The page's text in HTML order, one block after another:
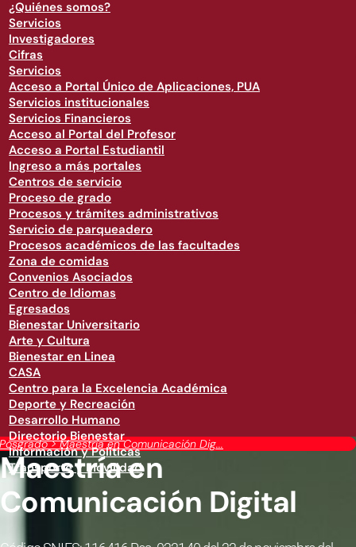
¿Quiénes somos?
Servicios
Investigadores
Cifras
Servicios
Acceso a Portal Único de Aplicaciones, PUA
Servicios institucionales
Servicios Financieros
Acceso al Portal del Profesor
Acceso a Portal Estudiantil
Ingreso a más portales
Centros de servicio
Proceso de grado
Procesos y trámites administrativos
Servicio de parqueadero
Procesos académicos de las facultades
Zona de comidas
Convenios Asociados
Centro de Idiomas
Egresados
Bienestar Universitario
Arte y Cultura
Bienestar en Linea
CASA
Centro para la Excelencia Académica
Deporte y Recreación
Desarrollo Humano
Directorio Bienestar
Información y Políticas
Transporte y Movilidad
Posgrado>Maestría en Comunicación Dig...
Maestría en
Comunicación Digital